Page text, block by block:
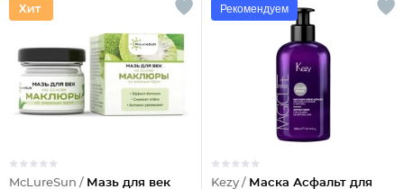
McLureSun / Мазь для век
Рекомендуем
Kezy / Маска Асфальт для